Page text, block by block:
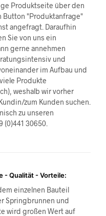
Produktseite über den
Button "Produktanfrage"
angefragt. Daraufhin
Sie von uns ein
gerne annehmen
und
im Aufbau und
Produkte
weshalb wir vorher
zum Kunden suchen.
zu unseren
30650.
- Qualität - Vorteile:
einzelnen Bauteil
Springbrunnen und
wird großen Wert auf